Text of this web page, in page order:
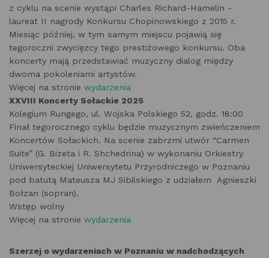
z cyklu na scenie wystąpi Charles Richard-Hamelin -
laureat II nagrody Konkursu Chopinowskiego z 2015 r.
Miesiąc później, w tym samym miejscu pojawią się
tegoroczni zwycięzcy tego prestiżowego konkursu. Oba
koncerty mają przedstawiać muzyczny dialog między
dwoma pokoleniami artystów.
Więcej na stronie wydarzenia
XXVIII Koncerty Sołackie 2025
Kolegium Rungego, ul. Wojska Polskiego 52, godz. 18:00
Finał tegorocznego cyklu będzie muzycznym zwieńczeniem
Koncertów Sołackich. Na scenie zabrzmi utwór “Carmen
Suite” (G. Bizeta i R. Shchedrina) w wykonaniu Orkiestry
Uniwersyteckiej Uniwersytetu Przyrodniczego w Poznaniu
pod batutą Mateusza MJ Sibilskiego z udziałem Agnieszki
Bołzan (sopran).
Wstęp wolny
Więcej na stronie wydarzenia
Szerzej o wydarzeniach w Poznaniu w nadchodzących